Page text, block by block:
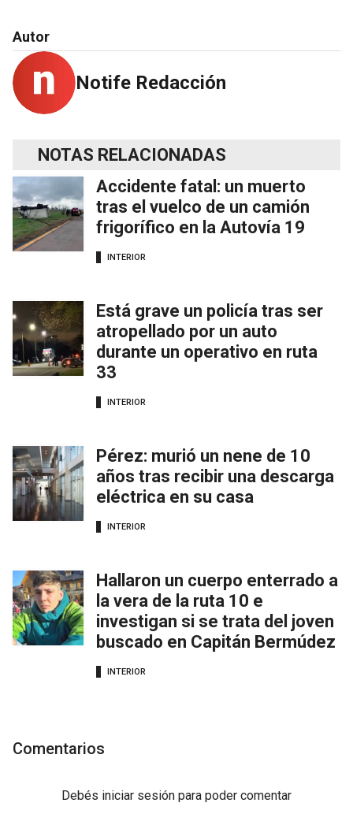
Autor
Notife Redacción
NOTAS RELACIONADAS
Accidente fatal: un muerto
tras el vuelco de un camión
frigorífico en la Autovía 19
INTERIOR
Está grave un policía tras ser
atropellado por un auto
durante un operativo en ruta
33
INTERIOR
Pérez: murió un nene de 10
años tras recibir una descarga
eléctrica en su casa
INTERIOR
Hallaron un cuerpo enterrado a
la vera de la ruta 10 e
investigan si se trata del joven
buscado en Capitán Bermúdez
INTERIOR
Comentarios
Debés iniciar sesión para poder comentar